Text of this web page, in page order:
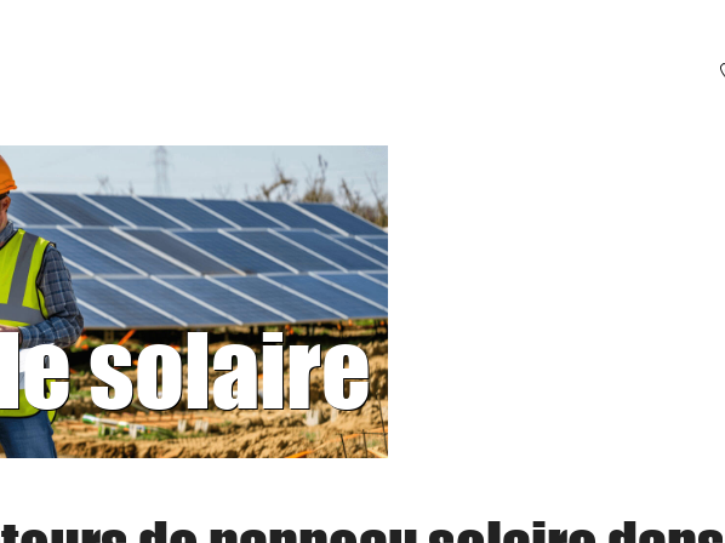
solaire